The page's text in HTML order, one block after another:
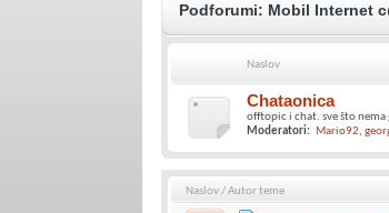
Podforumi: Mobil Internet
Naslov
Chataonica
offtopic i chat. sve što nema
Moderatori: Mario92
Naslov/Autor teme